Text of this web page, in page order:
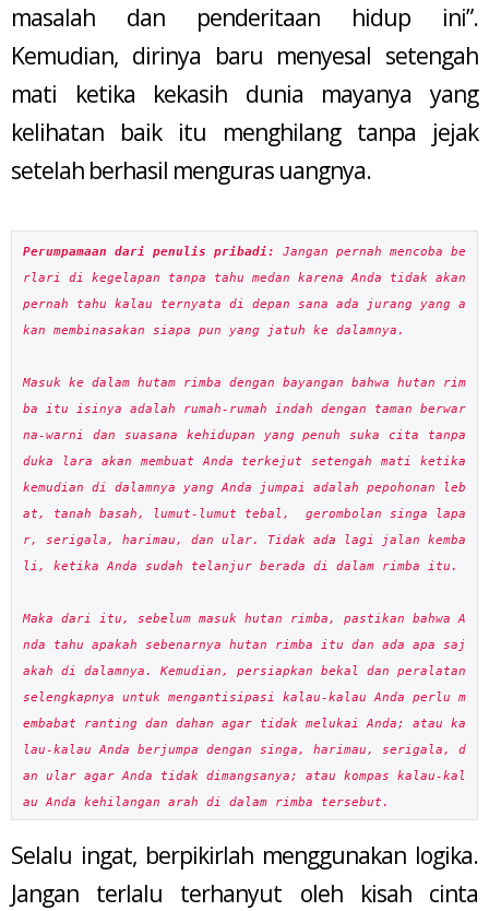
masalah dan penderitaan hidup ini”.
Kemudian, dirinya baru menyesal setengah
mati ketika kekasih dunia mayanya yang
kelihatan baik itu menghilang tanpa jejak
setelah berhasil menguras uangnya.
Perumpamaan dari penulis pribadi:
Jangan pernah mencoba be
rlari di kegelapan tanpa tahu medan karena Anda tidak akan
pernah tahu kalau ternyata di depan sana ada jurang yang a
kan membinasakan siapa pun yang jatuh ke dalamnya.
Masuk ke dalam hutam rimba dengan bayangan bahwa hutan rim
ba itu isinya adalah rumah-rumah indah dengan taman berwar
na-warni dan suasana kehidupan yang penuh suka cita tanpa
duka lara akan membuat Anda terkejut setengah mati ketika
kemudian di dalamnya yang Anda jumpai adalah pepohonan leb
at, tanah basah, lumut-lumut tebal,  gerombolan singa lapa
r, serigala, harimau, dan ular. Tidak ada lagi jalan kemba
li, ketika Anda sudah telanjur berada di dalam rimba itu.
Maka dari itu, sebelum masuk hutan rimba, pastikan bahwa A
nda tahu apakah sebenarnya hutan rimba itu dan ada apa saj
akah di dalamnya. Kemudian, persiapkan bekal dan peralatan
selengkapnya untuk mengantisipasi kalau-kalau Anda perlu m
embabat ranting dan dahan agar tidak melukai Anda; atau ka
lau-kalau Anda berjumpa dengan singa, harimau, serigala, d
an ular agar Anda tidak dimangsanya; atau kompas kalau-kal
au Anda kehilangan arah di dalam rimba tersebut.
Selalu ingat, berpikirlah menggunakan logika.
Jangan terlalu terhanyut oleh kisah cinta